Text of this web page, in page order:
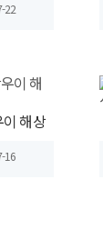
22
해상
16